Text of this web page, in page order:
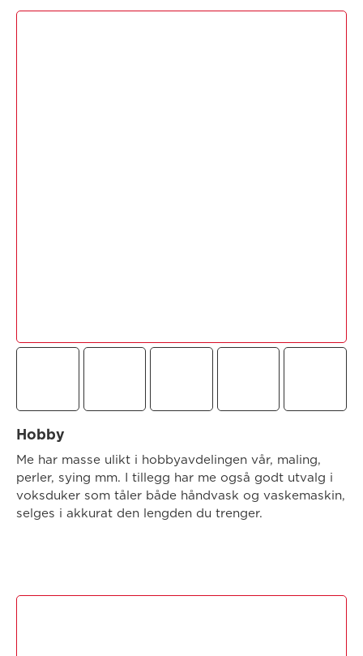
Hobby
Me har masse ulikt i hobbyavdelingen vår, maling,
perler, sying mm. I tillegg har me også godt utvalg i
voksduker som tåler både håndvask og vaskemaskin,
selges i akkurat den lengden du trenger.